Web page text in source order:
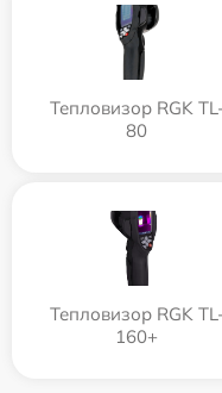
Тепловизор RGK
80
Тепловизор RGK
160+